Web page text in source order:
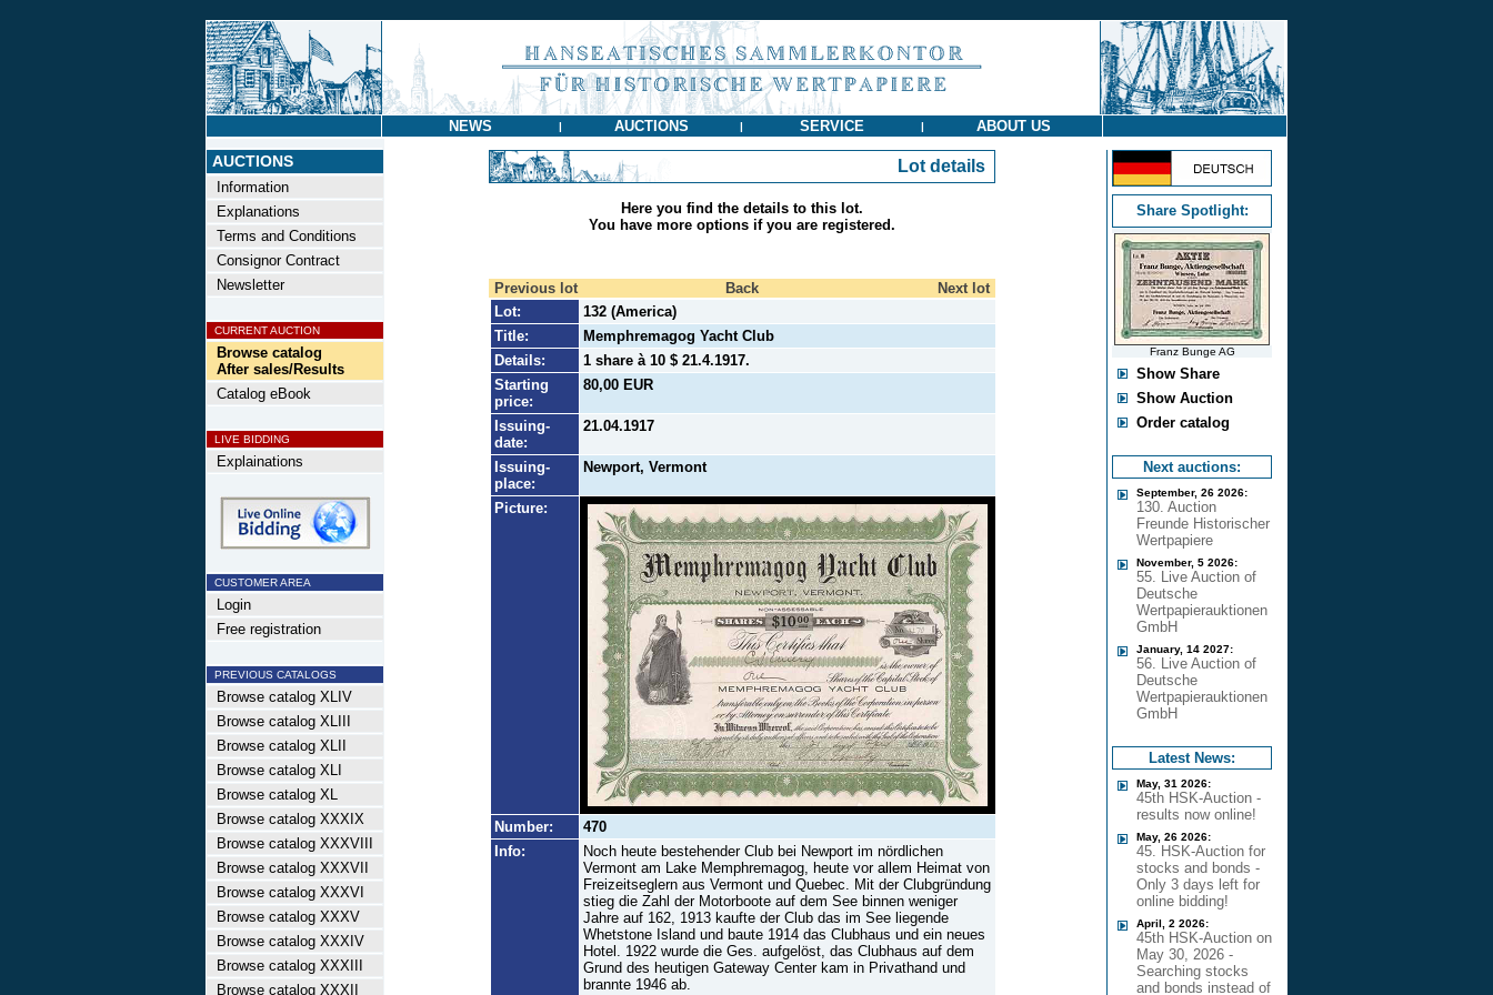
NEWS | AUCTIONS | SERVICE | ABOUT US
AUCTIONS
Information
Explanations
Terms and Conditions
Consignor Contract
Newsletter
CURRENT AUCTION
Browse catalog
After sales/Results
Catalog eBook
LIVE BIDDING
Explainations
CUSTOMER AREA
Login
Free registration
PREVIOUS CATALOGS
Browse catalog XLIV
Browse catalog XLIII
Browse catalog XLII
Browse catalog XLI
Browse catalog XL
Browse catalog XXXIX
Browse catalog XXXVIII
Browse catalog XXXVII
Browse catalog XXXVI
Browse catalog XXXV
Browse catalog XXXIV
Browse catalog XXXIII
Browse catalog XXXII
Lot details
Here you find the details to this lot.
You have more options if you are registered.
Previous lot Back
Next lot
Lot:
132 (America)
Title:
Memphremagog Yacht Club
Details:
1 share à 10 $ 21.4.1917.
Starting
price:
80,00 EUR
Issuing-
date:
21.04.1917
Issuing-
place:
Newport, Vermont
Picture:
Number:
470
Info:
Noch heute bestehender Club bei Newport im nördlichen
Vermont am Lake Memphremagog, heute vor allem Heimat von
Freizeitseglern aus Vermont und Quebec. Mit der Clubgründung
stieg die Zahl der Motorboote auf dem See binnen weniger
Jahre auf 162, 1913 kaufte der Club das im See liegende
Whetstone Island und baute 1914 das Clubhaus und ein neues
Hotel. 1922 wurde die Ges. aufgelöst, das Clubhaus auf dem
Grund des heutigen Gateway Center kam in Privathand und
brannte 1946 ab.
Share Spotlight:
Franz Bunge AG
Show Share
Show Auction
Order catalog
Next auctions:
September, 26 2026:
130. Auction
Freunde Historischer
Wertpapiere
November, 5 2026:
55. Live Auction of
Deutsche
Wertpapierauktionen
GmbH
January, 14 2027:
56. Live Auction of
Deutsche
Wertpapierauktionen
GmbH
Latest News:
May, 31 2026:
45th HSK-Auction -
results now online!
May, 26 2026:
45. HSK-Auction for
stocks and bonds -
Only 3 days left for
online bidding!
April, 2 2026:
45th HSK-Auction on
May 30, 2026 -
Searching stocks
and bonds instead of